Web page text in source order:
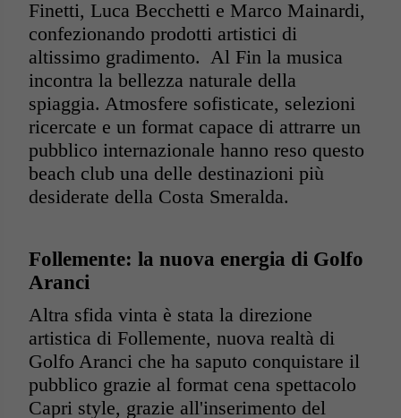
Finetti, Luca Becchetti e Marco Mainardi,
confezionando prodotti artistici di
altissimo gradimento. Al Fin la musica
incontra la bellezza naturale della
spiaggia. Atmosfere sofisticate, selezioni
ricercate e un format capace di attrarre un
pubblico internazionale hanno reso questo
beach club una delle destinazioni più
desiderate della Costa Smeralda.
Follemente: la nuova energia di Golfo
Aranci
Altra sfida vinta è stata la direzione
artistica di Follemente, nuova realtà di
Golfo Aranci che ha saputo conquistare il
pubblico grazie al format cena spettacolo
Capri style, grazie all'inserimento del